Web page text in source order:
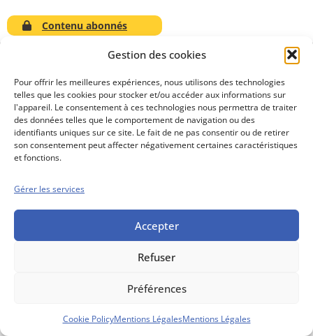
Gestion des cookies
Pour offrir les meilleures expériences, nous utilisons des technologies
telles que les cookies pour stocker et/ou accéder aux informations sur
l'appareil. Le consentement à ces technologies nous permettra de traiter
des données telles que le comportement de navigation ou des
identifiants uniques sur ce site. Le fait de ne pas consentir ou de retirer
son consentement peut affecter négativement certaines caractéristiques
et fonctions.
Gérer les services
Accepter
Refuser
Préférences
Cookie PolicyMentions LégalesMentions Légales
Contenu abonnés
Conseils boursiers depuis 1952
Propos Utiles est
une publication
des Editions
Marigny